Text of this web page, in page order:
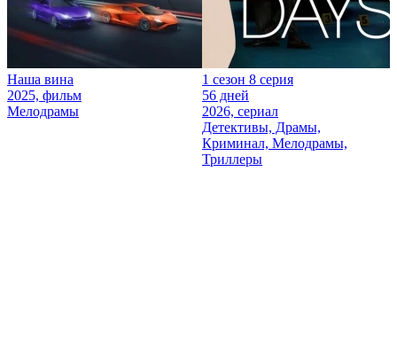
Наша вина
2025, фильм
Мелодрамы
1 сезон 8 серия
56 дней
2026, сериал
Детективы, Драмы,
Криминал, Мелодрамы,
Триллеры